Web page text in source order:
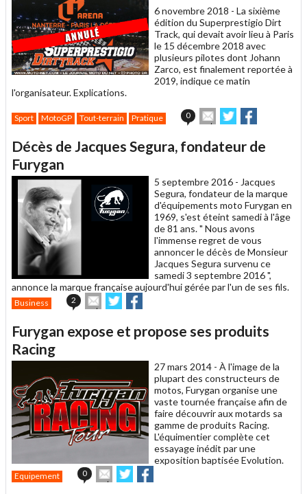
6 novembre 2018 - La sixième
édition du Superprestigio Dirt
Track, qui devait avoir lieu à Paris
le 15 décembre 2018 avec
plusieurs pilotes dont Johann
Zarco, est finalement reportée à
2019, indique ce matin
l'organisateur. Explications.
Sport MotoGP Tout-terrain Pratique 0
Envoyer
cet
à
Partager
sur sur
Décès de Jacques Segura, fondateur de
Furygan
5 septembre 2016 - Jacques
Segura, fondateur de la marque
d'équipements moto Furygan en
1969, s'est éteint samedi à l'âge
de 81 ans. " Nous avons
l'immense regret de vous
annoncer le décès de Monsieur
Jacques Segura survenu ce
samedi 3 septembre 2016 ",
annonce la marque française aujourd'hui gérée par l'un de ses fils.
Business 2
Envoyer
cet
à
Partager
sur sur
Furygan expose et propose ses produits
Racing
27 mars 2014 - À l'image de la
plupart des constructeurs de
motos, Furygan organise une
vaste tournée française afin de
faire découvrir aux motards sa
gamme de produits Racing.
L'équimentier complète cet
essayage inédit par une
exposition baptisée Evolution.
Equipement 0
Envoyer
cet
Partager
sur sur